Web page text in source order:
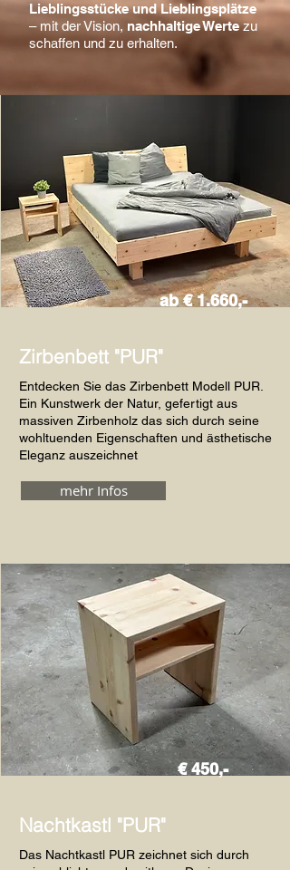
Lieblingsstücke und Lieblingsplätze
– mit der Vision, nachhaltige Wertezu
schaffen und zu erhalten.
Zirbenbett "PUR"
ab € 1.660,-
Entdecken Sie das Zirbenbett Modell PUR.
Ein Kunstwerk der Natur, gefertigt aus
massiven Zirbenholz das sich durch seine
wohltuenden Eigenschaften und ästhetische
Eleganz auszeichnet
mehr Infos
Nachtkastl "PUR"
€ 450,-
Das Nachtkastl PUR zeichnet sich durch